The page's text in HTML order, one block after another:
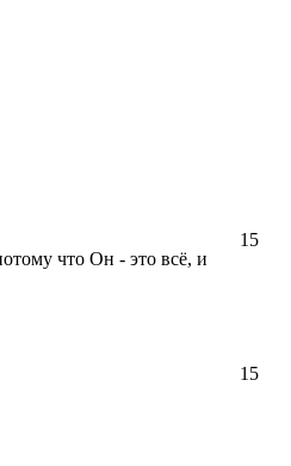
15
что Он - это всё, и
15